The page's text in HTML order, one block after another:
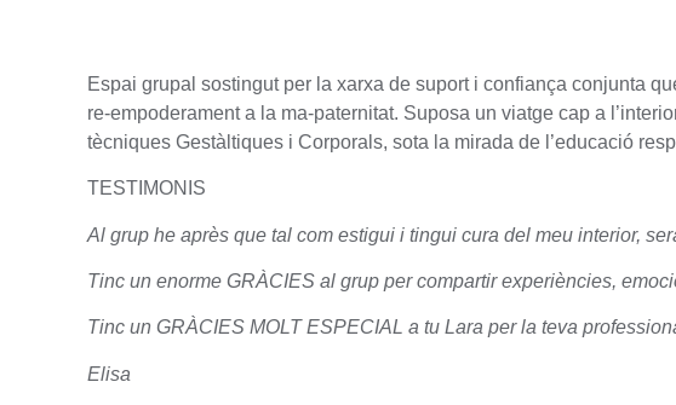
Espai grupal sostingut per la xarxa de suport i confiança conjunta
re-empoderament a la ma-paternitat. Suposa un viatge cap a
tècniques Gestàltiques i Corporals, sota la mirada de l’educació
TESTIMONIS
Al grup he après que tal com estigui i tingui cura del meu interior,
Tinc un enorme GRÀCIES al grup per compartir experiències,
Tinc un GRÀCIES MOLT ESPECIAL a tu Lara per la teva
Elisa